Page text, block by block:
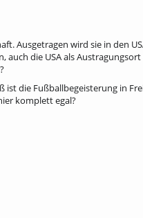
Ausgetragen wird sie in den
die USA als
die Fußballbegeisterung in
komplett egal?